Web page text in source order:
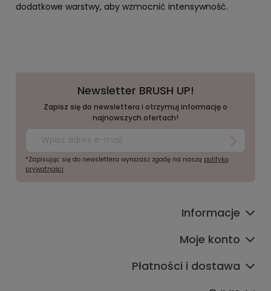
dodatkowe warstwy, aby wzmocnić intensywność.
Newsletter BRUSH UP!
Zapisz się do newslettera i otrzymuj informację o
najnowszych ofertach!
*Zapisując się do newslettera wyrażasz zgodę na naszą polityką
prywatności
Informacje
Moje konto
Płatności i dostawa